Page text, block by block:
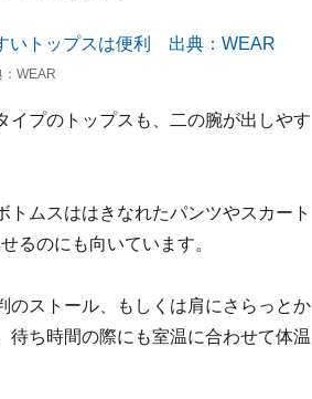
WEAR
イプのトップスも、二の腕が出しやす
ムスははきなれたパンツやスカート
るのにも向いています。
のストール、もしくは肩にさらっとか
待ち時間の際にも室温に合わせて体温